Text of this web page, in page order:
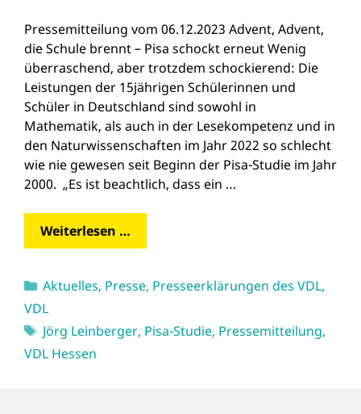
Pressemitteilung vom 06.12.2023 Advent, Advent,
die Schule brennt – Pisa schockt erneut Wenig
überraschend, aber trotzdem schockierend: Die
Leistungen der 15jährigen Schülerinnen und
Schüler in Deutschland sind sowohl in
Mathematik, als auch in der Lesekompetenz und in
den Naturwissenschaften im Jahr 2022 so schlecht
wie nie gewesen seit Beginn der Pisa-Studie im Jahr
2000. „Es ist beachtlich, dass ein …
Weiterlesen …
Kategorien
Aktuelles, Presse, Presseerklärungen des VDL,
VDL
Schlagwörter
Jörg Leinberger, Pisa-Studie, Pressemitteilung,
VDL Hessen